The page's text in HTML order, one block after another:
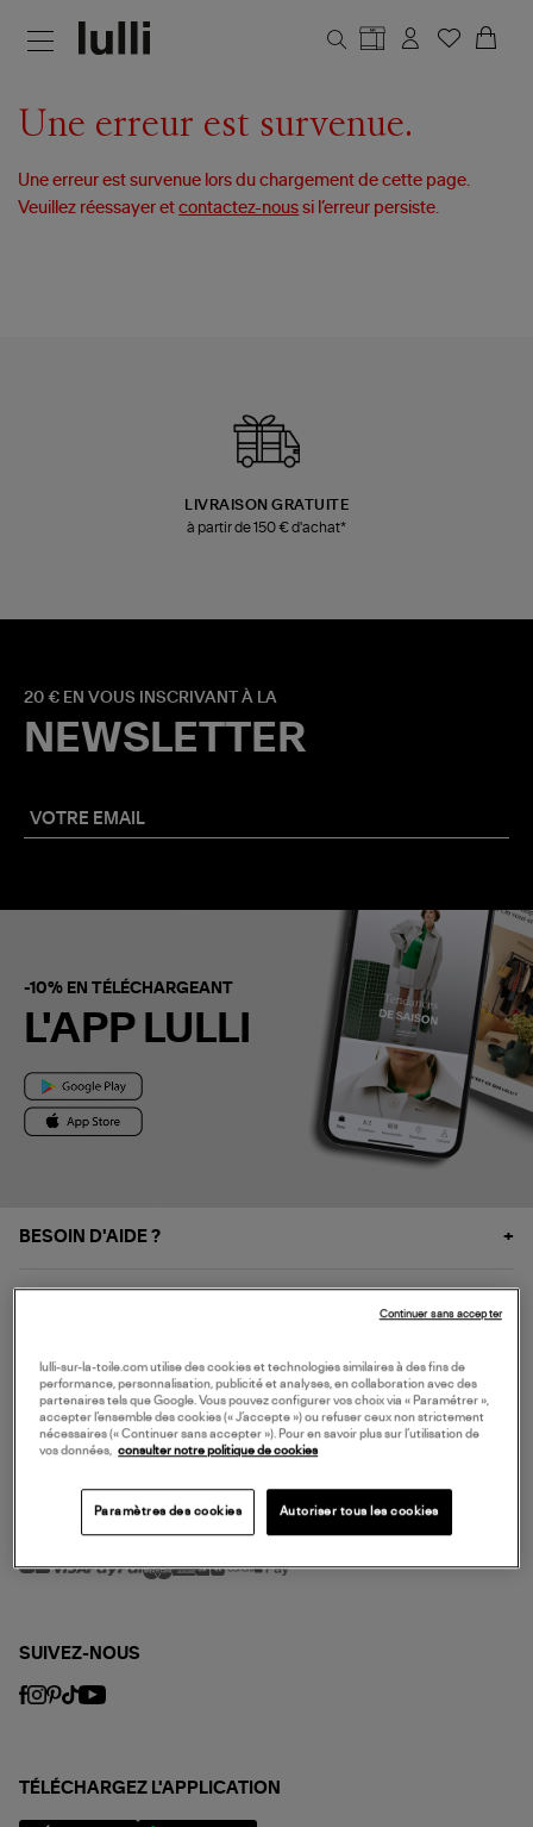
Une erreur est survenue.
Une erreur est survenue lors du chargement de cette page.
Veuillez réessayer etcontactez-nous si l’erreur persiste.
LIVRAISON GRATUITE
à partir de 150 € d'achat*
20 € EN VOUS INSCRIVANT À LA
NEWSLETTER
-10% EN TÉLÉCHARGEANT
L'APP LULLI
BESOIN D'AIDE ?
NOS SERVICES
SERVICE CLIENT
MODE DE PAIEMENT
SUIVEZ-NOUS
TÉLÉCHARGEZ L'APPLICATION
lulli-sur-la-toile.com utilise des cookies et technologies similaires à des fins de
performance, personnalisation, publicité et analyses, en collaboration avec des
partenaires tels que Google. Vous pouvez configurer vos choix via « Paramétrer »,
accepter l’ensemble des cookies (« J’accepte ») ou refuser ceux non strictement
nécessaires (« Continuer sans accepter »). Pour en savoir plus sur l’utilisation de
vos données,
consulter notre politique de cookies
Paramètres des cookies Autoriser tous les cookies
Continuer sans accepter